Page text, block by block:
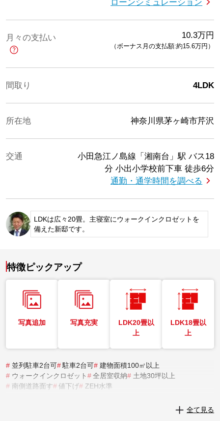
ローンシミュレーション
月々の支払い 10.3万円
（ボーナス月の支払額:約15.6万円 ）
間取り 4LDK
所在地 神奈川県茅ヶ崎市芹沢
交通 小田急江ノ島線「湘南台」駅 バス18
分 小出小学校前下車 徒歩6分
通勤・通学時間を調べる
LDKは広々20畳。主寝室にウォークインクロゼットを
備えた新邸です。
特徴ピックアップ
写真追加 写真充実
LDK20畳以
上
LDK18畳以
上
# 並列駐車2台可# 駐車2台可# 建物面積100㎡以上
# ウォークインクロゼット# 全居室収納# 土地30坪以上
# 南側道路面す# 値下げ# ZEH水準
実際にこの物件を見学してみませんか？ 全て見る